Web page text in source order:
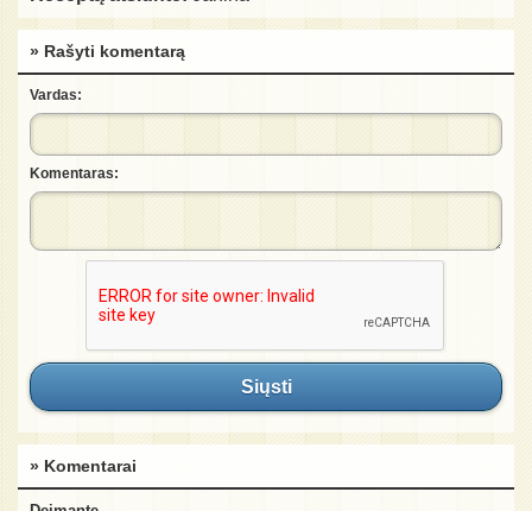
» Rašyti komentarą
Vardas:
Komentaras:
Siųsti
» Komentarai